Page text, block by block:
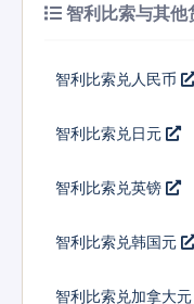
智利比索与其他
智利比索兑人民币
智利比索兑日元
智利比索兑英镑
智利比索兑韩国元
智利比索兑加拿大元